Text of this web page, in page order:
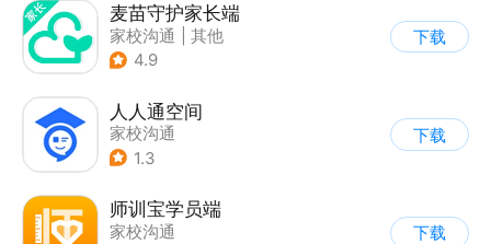
麦苗守护家长端
家校沟通
其他
4.9
下载
人人通空间
家校沟通
1.3
下载
师训宝学员端
家校沟通
下载